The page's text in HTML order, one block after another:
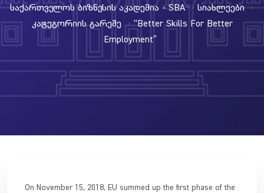
Საქართველოს Ბიზნესის Აკადემია - SBA > Სიახლეები >
Კატეგორიის Გარეშე >“Better Skills For Better
Employment”
On November 15, 2018, EU summed up the first phase of the